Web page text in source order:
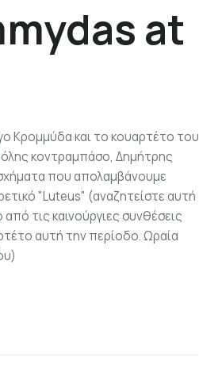
at
Κρομμύδα και το κουαρτέτο του
κοντραμπάσο, Δημήτρης
που απολαμβάνουμε
"Luteus" (αναζητείστε αυτή
τις καινούργιες συνθέσεις
αυτή την περίοδο. Ωραία